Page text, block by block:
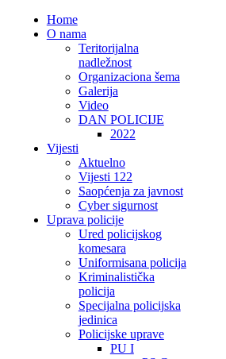
Home
O nama
Teritorijalna
nadležnost
Organizaciona šema
Galerija
Video
DAN POLICIJE
2022
Vijesti
Aktuelno
Vijesti 122
Saopćenja za javnost
Cyber sigurnost
Uprava policije
Ured policijskog
komesara
Uniformisana policija
Kriminalistička
policija
Specijalna policijska
jedinica
Policijske uprave
PU I